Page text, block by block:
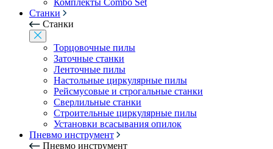
Комплекты Combo Set
Станки
Станки
Торцовочные пилы
Заточные станки
Ленточные пилы
Настольные циркулярные пилы
Рейсмусовые и строгальные станки
Сверлильные станки
Строительные циркулярные пилы
Установки всасывания опилок
Пневмо инструмент
Пневмо инструмент